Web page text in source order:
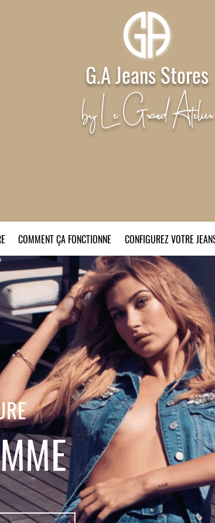
G.A Jeans Stores
by Le Grand Atelier
COMMENT ÇA FONCTIONNE CONFIGUREZ VOTRE